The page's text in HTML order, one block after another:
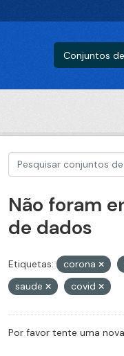
Conjuntos
Não foram
de dados
Etiquetas: corona
saude
covid
Por favor tente uma